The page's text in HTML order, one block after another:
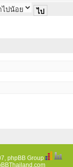
phpBB Group